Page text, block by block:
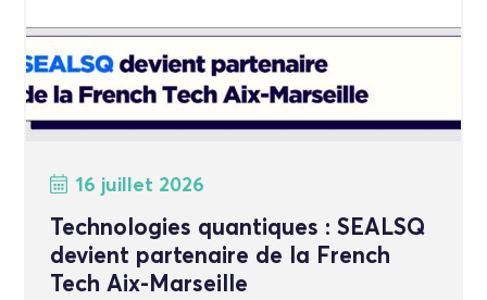
16 juillet 2026
Technologies quantiques : SEALSQ
devient partenaire de la French
Tech Aix-Marseille